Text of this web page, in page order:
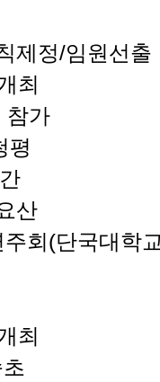
제정/임원선출
최
참가
평
산
회(단국대학
최